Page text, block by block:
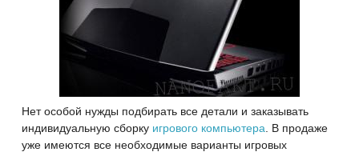
Нет особой нужды подбирать все детали и заказывать
индивидуальную сборку игрового компьютера . В продаже
уже имеются все необходимые варианты игровых